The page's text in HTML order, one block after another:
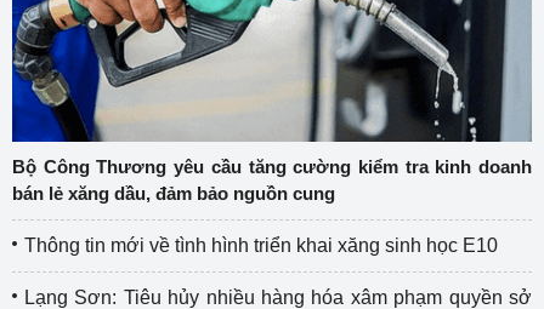
Bộ Công Thương yêu cầu tăng cường kiểm tra kinh doanh
bán lẻ xăng dầu, đảm bảo nguồn cung
Thông tin mới về tình hình triển khai xăng sinh học E10
Lạng Sơn: Tiêu hủy nhiều hàng hóa xâm phạm quyền sở